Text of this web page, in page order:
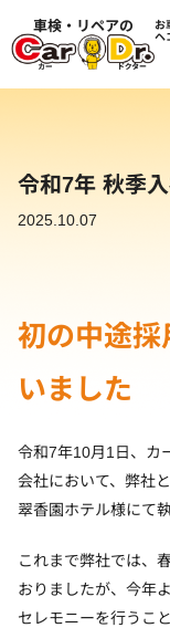
車検・リペアの
お
ヘ
令和7年 秋季
2025.10.07
初の中途採
いました
令和7年10月1日、カ
会社において、弊社
翠香園ホテル様にて
これまで弊社では、
おりましたが、今年
セレモニーを行うこ